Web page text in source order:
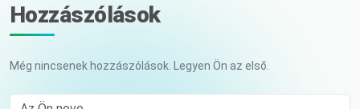
Hozzászólások
Még nincsenek hozzászólások. Legyen Ön az első.
Az Ön neve